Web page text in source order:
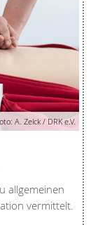
A. Zelck / DRK e.V.
allgemeinen
vermittelt.